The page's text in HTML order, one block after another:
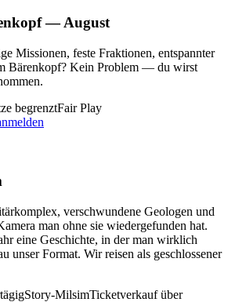
— August
Missionen, feste Fraktionen, entspannter
Bärenkopf? Kein Problem — du wirst
begrenztFair Play
verschwundene Geologen und
man ohne sie wiedergefunden hat.
eine Geschichte, in der man wirklich
unser Format. Wir reisen als geschlossener
Story-MilsimTicketverkauf über